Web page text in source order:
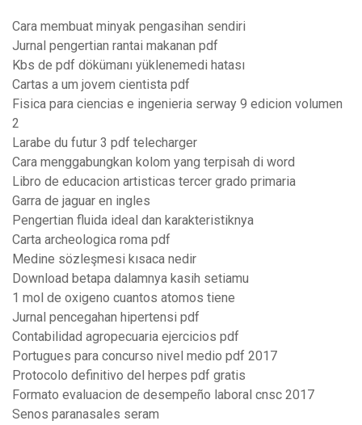
Cara membuat minyak pengasihan sendiri
Jurnal pengertian rantai makanan pdf
Kbs de pdf dökümanı yüklenemedi hatası
Cartas a um jovem cientista pdf
Fisica para ciencias e ingenieria serway 9 edicion volumen
2
Larabe du futur 3 pdf telecharger
Cara menggabungkan kolom yang terpisah di word
Libro de educacion artisticas tercer grado primaria
Garra de jaguar en ingles
Pengertian fluida ideal dan karakteristiknya
Carta archeologica roma pdf
Medine sözleşmesi kısaca nedir
Download betapa dalamnya kasih setiamu
1 mol de oxigeno cuantos atomos tiene
Jurnal pencegahan hipertensi pdf
Contabilidad agropecuaria ejercicios pdf
Portugues para concurso nivel medio pdf 2017
Protocolo definitivo del herpes pdf gratis
Formato evaluacion de desempeño laboral cnsc 2017
Senos paranasales seram